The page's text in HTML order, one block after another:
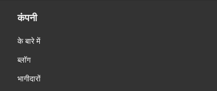
कंपनी
के बारे में
ब्लॉग
भागीदारों